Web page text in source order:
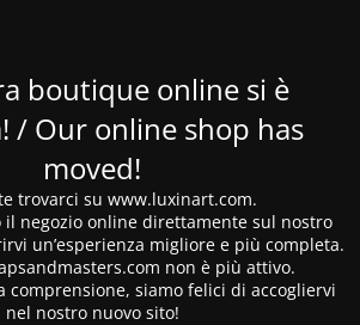
boutique online si è
/ Our online shop has
moved!
trovarci su www.luxinart.com.
negozio online direttamente sul nostro
un’esperienza migliore e più completa.
non è più attivo.
comprensione, siamo felici di accogliervi
nel nostro nuovo sito!